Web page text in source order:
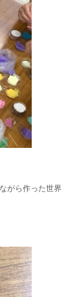
がら作った世界